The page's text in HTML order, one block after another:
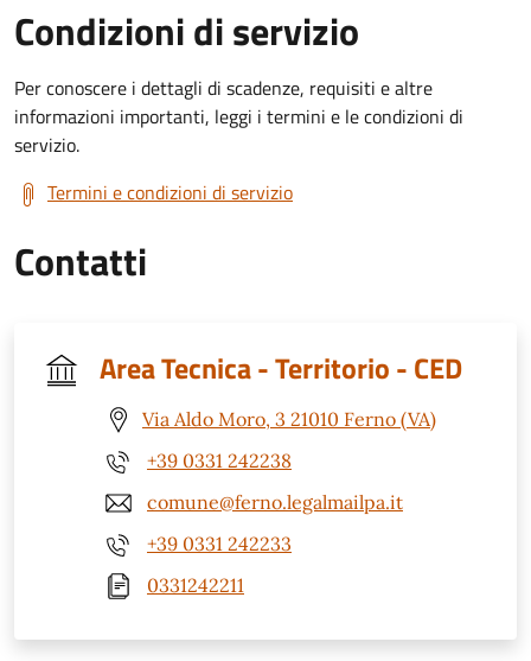
Condizioni di servizio
Per conoscere i dettagli di scadenze, requisiti e altre
informazioni importanti, leggi i termini e le condizioni di
servizio.
Termini e condizioni di servizio
Contatti
Area Tecnica - Territorio - CED
Via Aldo Moro, 3 21010 Ferno (VA)
+39 0331 242238
comune@ferno.legalmailpa.it
+39 0331 242233
0331242211